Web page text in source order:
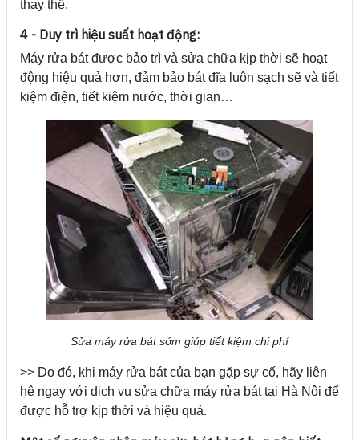
thay thế.
4 - Duy trì hiệu suất hoạt động:
Máy rửa bát được bảo trì và sửa chữa kịp thời sẽ hoạt
động hiệu quả hơn, đảm bảo bát đĩa luôn sạch sẽ và tiết
kiệm điện, tiết kiệm nước, thời gian…
Sửa máy rửa bát sớm giúp tiết kiệm chi phí
>> Do đó, khi máy rửa bát của bạn gặp sự cố, hãy liên
hệ ngay với dịch vụ sửa chữa máy rửa bát tại Hà Nội để
được hỗ trợ kịp thời và hiệu quả.